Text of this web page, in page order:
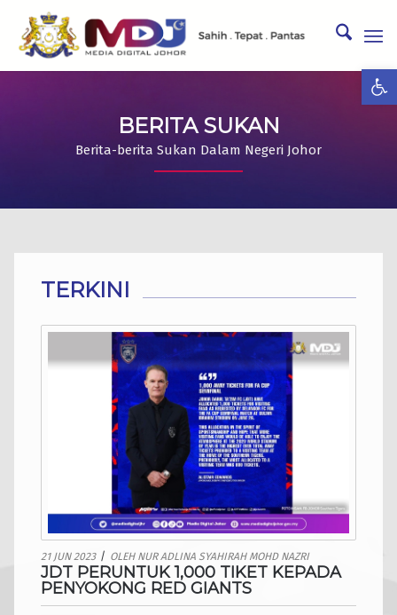
BERITA SUKAN
Berita-berita Sukan Dalam Negeri Johor
TERKINI
21 JUN 2023 / OLEH NUR ADLINA SYAHIRAH MOHD NAZRI
JDT PERUNTUK 1,000 TIKET KEPADA
PENYOKONG RED GIANTS